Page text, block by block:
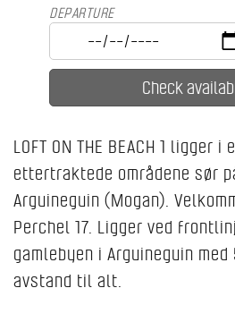
DEPARTURE
LOFT ON THE BEACH 1 ligger
ettertraktede områdene sør
Arguineguin (Mogan).
Perchel 17. Ligger ved
gamlebyen i Arguineguin
avstand til alt.